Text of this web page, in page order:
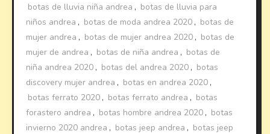
botas de lluvia niña andrea , botas de lluvia para
niños andrea , botas de moda andrea 2020 , botas de
mujer andrea , botas de mujer andrea 2020 , botas de
mujer de andrea , botas de niña andrea , botas de
niña andrea 2020 , botas del andrea 2020 , botas
discovery mujer andrea , botas en andrea 2020 ,
botas ferrato 2020 , botas ferrato andrea , botas
forastero andrea , botas hombre andrea 2020 , botas
invierno 2020 andrea , botas jeep andrea , botas jeep